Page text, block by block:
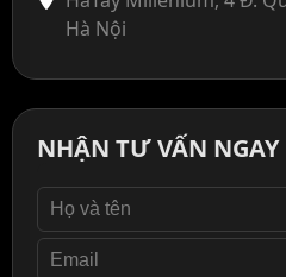
Hà Nội
NHẬN TƯ VẤN NGAY